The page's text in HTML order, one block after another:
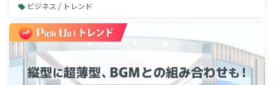
ビジネス / トレンド